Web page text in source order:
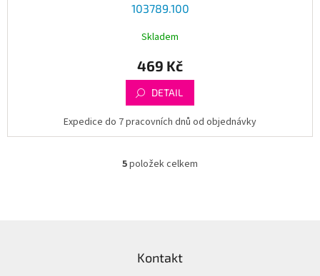
103789.100
Skladem
469 Kč
DETAIL
Expedice do 7 pracovních dnů od objednávky
O
c
í
5položek celkem
Kontakt